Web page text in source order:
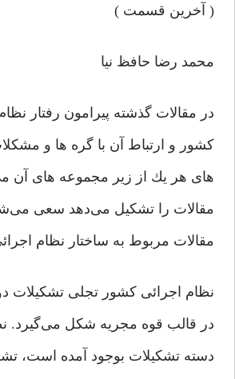
( آخرين قسمت )
محمد رضا حافظ نيا
در مقالات گذشته پيرامون رفتار
كشور و ارتباط آن با گره ها و
های‌ هر يك از زير مجموعه های‌ آن
مقالات را تشكيل می‌دهد سعی‌
مقالات مربوط به ساختار نظام
نظام اجرائی‌ كشور تجلی‌ تشكيلات
در قالب قوه مجريه شكل می‌گيرد.
دسته تشكيلات بوجود آمده است،